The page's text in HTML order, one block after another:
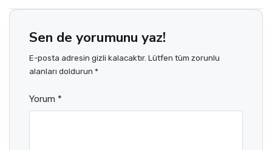
Sen de yorumunu yaz!
E-posta adresin gizli kalacaktır. Lütfen tüm zorunlu
alanları doldurun *
Yorum *